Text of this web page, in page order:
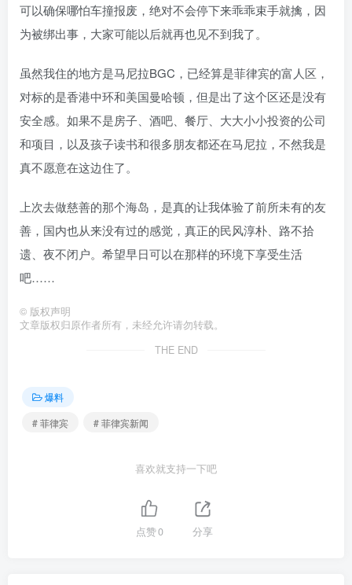
可以确保哪怕车撞报废，绝对不会停下来乖乖束手就擒，因
为被绑出事，大家可能以后就再也见不到我了。
虽然我住的地方是马尼拉BGC，已经算是菲律宾的富人区，
对标的是香港中环和美国曼哈顿，但是出了这个区还是没有
安全感。如果不是房子、酒吧、餐厅、大大小小投资的公司
和项目，以及孩子读书和很多朋友都还在马尼拉，不然我是
真不愿意在这边住了。
上次去做慈善的那个海岛，是真的让我体验了前所未有的友
善，国内也从来没有过的感觉，真正的民风淳朴、路不拾
遗、夜不闭户。希望早日可以在那样的环境下享受生活
吧……
© 版权声明
文章版权归原作者所有，未经允许请勿转载。
THE END
爆料
# 菲律宾
# 菲律宾新闻
喜欢就支持一下吧
点赞0 分享